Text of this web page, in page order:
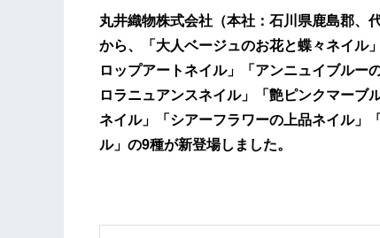
丸井織物株式会社（本社：石川県鹿島郡、
から、「大人ベージュのお花と蝶々ネイル
ロップアートネイル」「アンニュイブルー
ロラニュアンスネイル」「艶ピンクマーブ
ネイル」「シアーフラワーの上品ネイル」
ル」の9種が新登場しました。